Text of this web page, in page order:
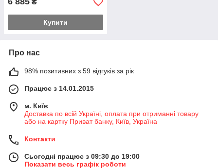
₴
Купити
Про нас
98% позитивних з 59 відгуків за рік
Працює з 14.01.2015
м. Київ
Доставка по всій Україні, оплата при отриманні товару
або на картку Приват банку, Київ, Україна
Контакти
Сьогодні працює з 09:30 до 19:00
Показати весь графік роботи